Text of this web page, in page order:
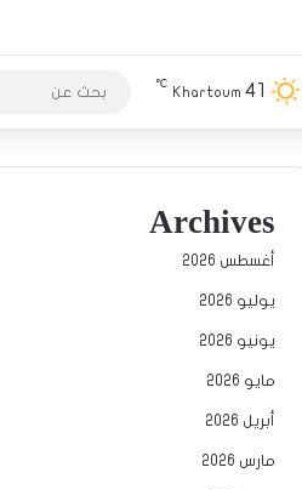
Khartoum 41
℃
Archives
أغسطس 2026
يوليو 2026
يونيو 2026
مايو 2026
أبريل 2026
مارس 2026